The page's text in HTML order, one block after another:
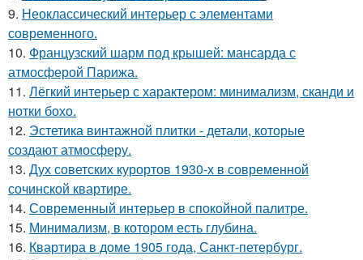
9. Неоклассический интерьер с элементами
современного.
10. Французский шарм под крышей: мансарда с
атмосферой Парижа.
11. Лёгкий интерьер с характером: минимализм, сканди и
нотки бохо.
12. Эстетика винтажной плитки - детали, которые
создают атмосферу.
13. Дух советских курортов 1930-х в современной
сочинской квартире.
14. Современный интерьер в спокойной палитре.
15. Минимализм, в котором есть глубина.
16. Квартира в доме 1905 года, Санкт-петербург.